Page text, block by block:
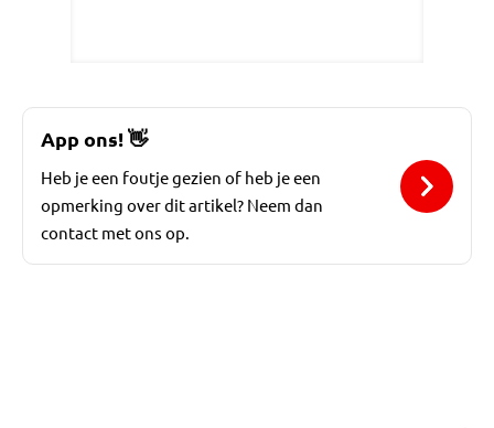
App ons!👋
Heb je een foutje gezien of heb je een
opmerking over dit artikel? Neem dan
contact met ons op.